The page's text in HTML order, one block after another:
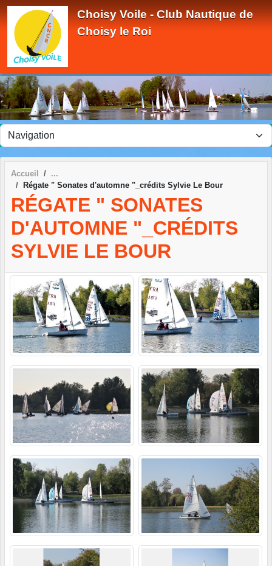
Choisy Voile - Club Nautique de
Choisy le Roi
Accueil
Régate " Sonates d'automne "_crédits Sylvie Le Bour
RÉGATE " SONATES
D'AUTOMNE "_CRÉDITS
SYLVIE LE BOUR
Panneau de gestion des cookies